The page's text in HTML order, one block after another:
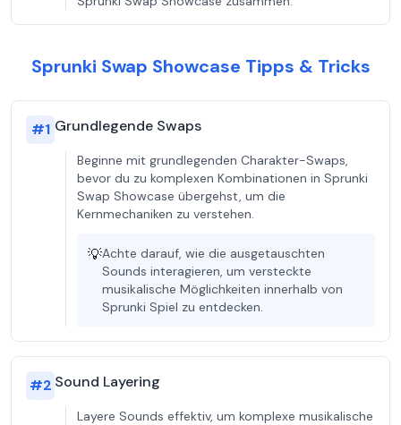
Sprunki Swap Showcase Tipps & Tricks
#1 Grundlegende Swaps
Beginne mit grundlegenden Charakter-Swaps,
bevor du zu komplexen Kombinationen in Sprunki
Swap Showcase übergehst, um die
Kernmechaniken zu verstehen.
💡Achte darauf, wie die ausgetauschten
Sounds interagieren, um versteckte
musikalische Möglichkeiten innerhalb von
Sprunki Spiel zu entdecken.
#2 Sound Layering
Layere Sounds effektiv, um komplexe musikalische